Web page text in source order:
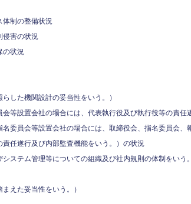
制の整備状況
害の状況
の状況
した機関設計の妥当性をいう。）
等設置会社の場合には、代表執行役及び執行役等の責任
委員会等設置会社の場合には、取締役会、指名委員会
任遂行及び内部監査機能をいう。）の状況
ステム管理等についての組織及び社内規則の体制をいう
えた妥当性をいう。）